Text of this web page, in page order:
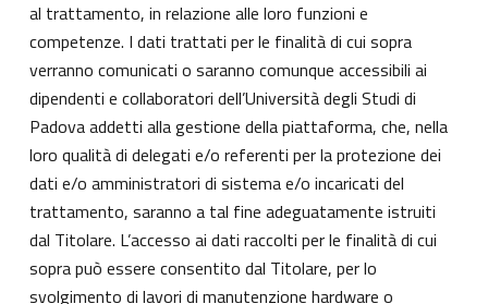
al trattamento, in relazione alle loro funzioni e
competenze. I dati trattati per le finalità di cui sopra
verranno comunicati o saranno comunque accessibili ai
dipendenti e collaboratori dell’Università degli Studi di
Padova addetti alla gestione della piattaforma, che, nella
loro qualità di delegati e/o referenti per la protezione dei
dati e/o amministratori di sistema e/o incaricati del
trattamento, saranno a tal fine adeguatamente istruiti
dal Titolare. L’accesso ai dati raccolti per le finalità di cui
sopra può essere consentito dal Titolare, per lo
svolgimento di lavori di manutenzione hardware o